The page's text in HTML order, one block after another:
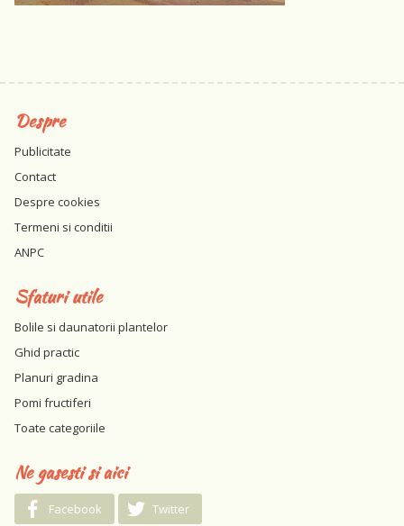
Despre
Publicitate
Contact
Despre cookies
Termeni si conditii
ANPC
Sfaturi utile
Bolile si daunatorii plantelor
Ghid practic
Planuri gradina
Pomi fructiferi
Toate categoriile
Ne gasesti si aici
Facebook Twitter